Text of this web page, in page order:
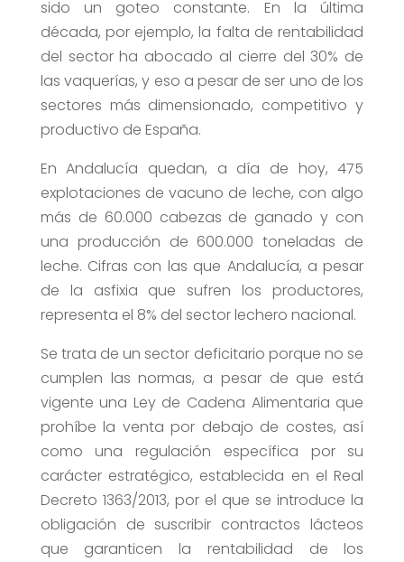
sido un goteo constante. En la última
década, por ejemplo, la falta de rentabilidad
del sector ha abocado al cierre del 30% de
las vaquerías, y eso a pesar de ser uno de los
sectores más dimensionado, competitivo y
productivo de España.
En Andalucía quedan, a día de hoy, 475
explotaciones de vacuno de leche, con algo
más de 60.000 cabezas de ganado y con
una producción de 600.000 toneladas de
leche. Cifras con las que Andalucía, a pesar
de la asfixia que sufren los productores,
representa el 8% del sector lechero nacional.
Se trata de un sector deficitario porque no se
cumplen las normas, a pesar de que está
vigente una Ley de Cadena Alimentaria que
prohíbe la venta por debajo de costes, así
como una regulación específica por su
carácter estratégico, establecida en el Real
Decreto 1363/2013, por el que se introduce la
obligación de suscribir contractos lácteos
que garanticen la rentabilidad de los